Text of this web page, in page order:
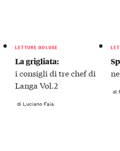
LETTURE GOLOSE
La grigliata:
i consigli di tre chef di
Langa Vol.2
di Luciano Faia
di